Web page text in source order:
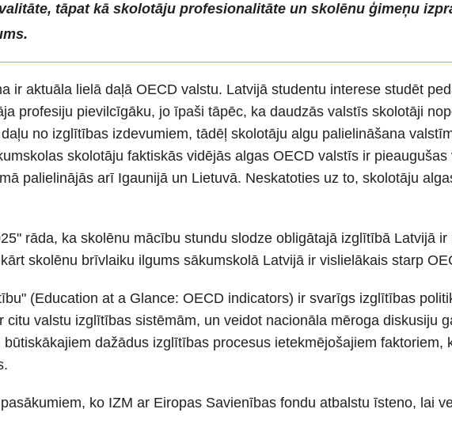
tāpat kā skolotāju profesionalitāte un skolēnu ģimeņu
ir aktuāla lielā daļā OECD valstu. Latvijā studentu interese studēt
profesiju pievilcīgāku, jo īpaši tāpēc, ka daudzās valstīs skolotāji
no izglītības izdevumiem, tādēļ skolotāju algu palielināšana
skolotāju faktiskās vidējās algas OECD valstīs ir
palielinājās arī Igaunijā un Lietuvā. Neskatoties uz to, skolotāju
rāda, ka skolēnu mācību stundu slodze obligātajā izglītībā Latvijā
skolēnu brīvlaiku ilgums sākumskolā Latvijā ir vislielākais starp
(Education at a Glance: OECD indicators) ir svarīgs izglītības
valstu izglītības sistēmām, un veidot nacionāla mēroga diskusiju
dažādus izglītības procesus ietekmējošajiem faktoriem,
ko IZM ar Eiropas Savienības fondu atbalstu īsteno, lai